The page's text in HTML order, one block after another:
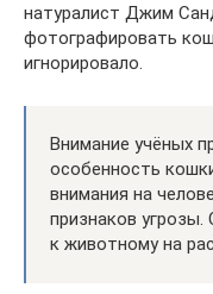
натуралист Джим
фотографировать
игнорировало.
Внимание учёных
особенность
внимания на
признаков
к животному на